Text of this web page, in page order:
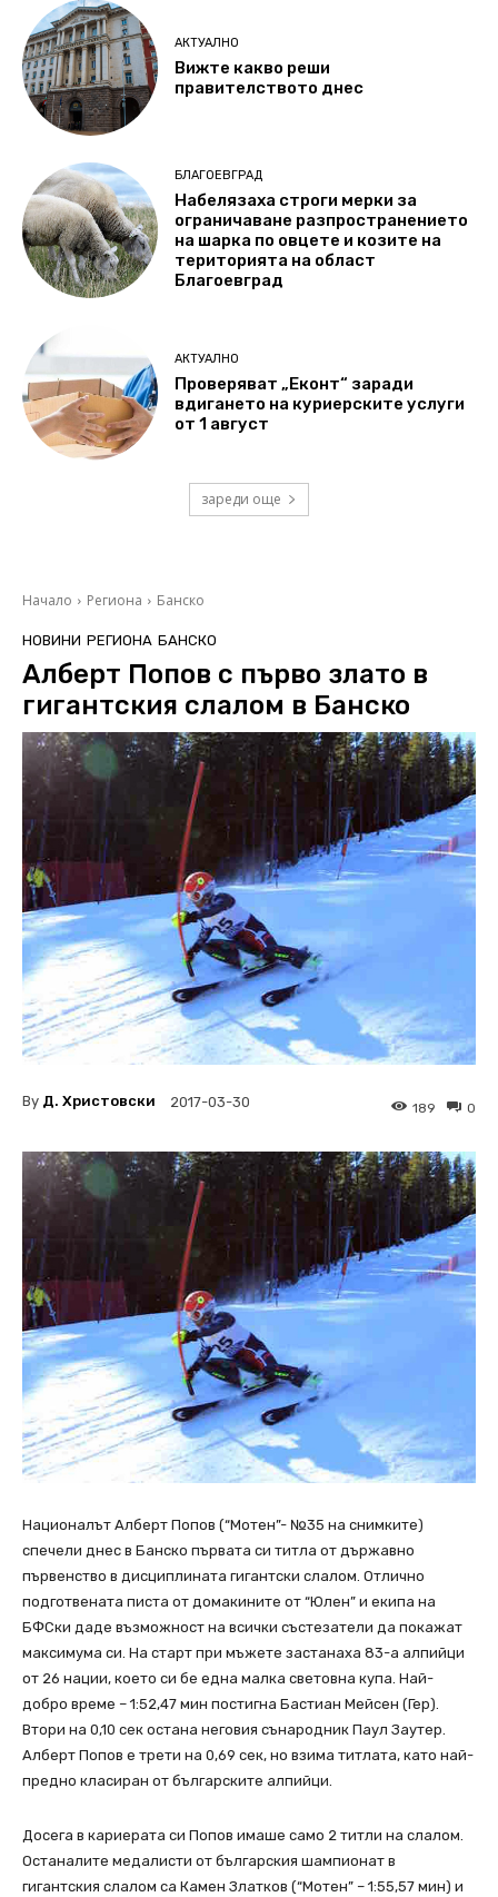
АКТУАЛНО
Вижте какво реши
правителството днес
БЛАГОЕВГРАД
Набелязаха строги мерки за
ограничаване разпространението
на шарка по овцете и козите на
територията на област
Благоевград
АКТУАЛНО
Проверяват „Еконт“ заради
вдигането на куриерските услуги
от 1 август
зареди още